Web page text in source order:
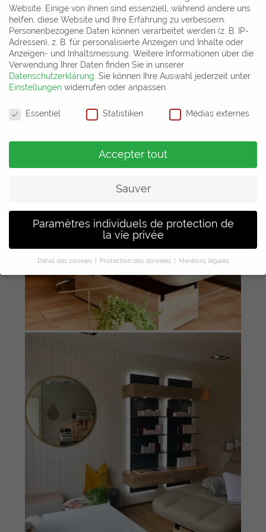
Website. Einige von ihnen sind essenziell, während andere uns
helfen, diese Website und Ihre Erfahrung zu verbessern.
Personenbezogene Daten können verarbeitet werden (z. B. IP-
Adressen), z. B. für personalisierte Anzeigen und Inhalte oder
Anzeigen- und Inhaltsmessung. Weitere Informationen über die
Verwendung Ihrer Daten finden Sie in unserer
Datenschutzerklärung Sie können Ihre Auswahl jederzeit unter
Einstellungen widerrufen oder anpassen.
Essentiel
Statistiken Médias externes
Accepter tout
Sauver
Paramètres individuels de protection de
la vie privée
Détail des cookies Protection des données Mentions légales
Paramètres de confidentialité
Wenn Sie unter 16 Jahre alt sind und Ihre Zustimmung zu
freiwilligen Diensten geben möchten, müssen Sie Ihre
Erziehungsberechtigten um Erlaubnis bitten.
Wir verwenden Cookies und andere Technologien auf unserer
helfen, diese Website und Ihre Erfahrung zu verbessern.
Personenbezogene Daten können verarbeitet werden (z. B. IP-
Adressen), z. B. für personalisierte Anzeigen und Inhalte oder
Anzeigen- und Inhaltsmessung.
Verwendung Ihrer Daten finden Sie in unserer
Datenschutzerklärung
Vous trouverez ici un aperçu de tous les cookies utilisés. Vous
pouvez donner votre consentement à des catégories entières
ou faire afficher des informations supplémentaires et ainsi ne
sélectionner que certains cookies.
Retour
Paramètres de confidentialité
Essentiel (1)